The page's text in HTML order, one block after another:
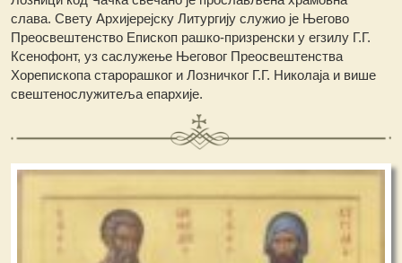
слава. Свету Архијерејску Литургију служио је Његово
Преосвештенство Епископ рашко-призренски у егзилу Г.Г.
Ксенофонт, уз саслужење Његовог Преосвештенства
Хорепископа старорашког и Лозничког Г.Г. Николаја и више
свештенослужитеља епархије.